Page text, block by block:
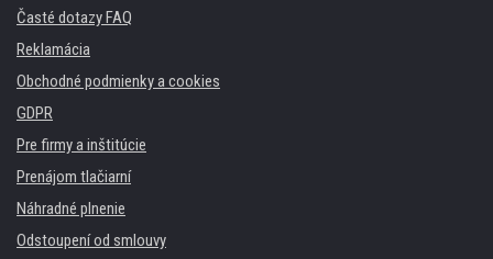
Časté dotazy FAQ
Reklamácia
Obchodné podmienky a cookies
GDPR
Pre firmy a inštitúcie
Prenájom tlačiarní
Náhradné plnenie
Odstoupení od smlouvy